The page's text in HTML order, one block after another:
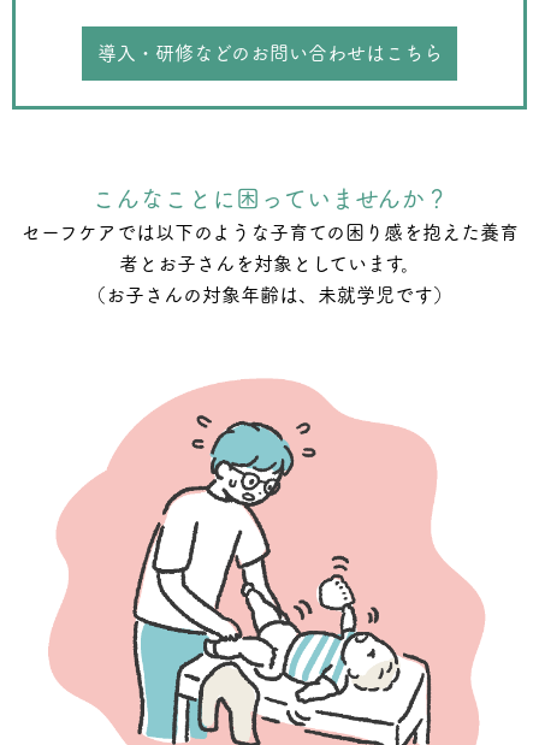
導入・研修などのお問い合わせはこちら
こんなことに困っていませんか？
セーフケアでは以下のような子育ての困り感を抱えた養育
者とお子さんを対象としています。
（お子さんの対象年齢は、未就学児です）